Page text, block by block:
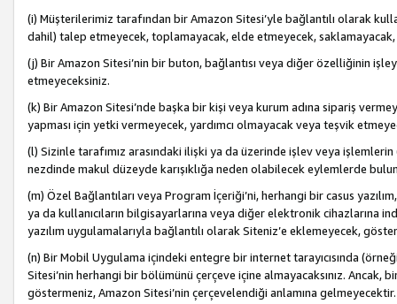
(i) Müşterilerimiz tarafından bir Amazon Sitesi’yle bağlantılı olarak
dahil) talep etmeyecek, toplamayacak, elde etmeyecek,
(j) Bir Amazon Sitesi’nin bir buton, bağlantısı veya diğer özelliğinin
etmeyeceksiniz.
(k) Bir Amazon Sitesi’nde başka bir kişi veya kurum adına sipariş
yapması için yetki vermeyecek, yardımcı olmayacak veya teşvik
(l) Sizinle tarafımız arasındaki ilişki ya da üzerinde işlev veya
nezdinde makul düzeyde karışıklığa neden olabilecek eylemlerde
(m) Özel Bağlantıları veya Program İçeriği’ni, herhangi bir casus
ya da kullanıcıların bilgisayarlarına veya diğer elektronik
yazılım uygulamalarıyla bağlantılı olarak Siteniz’e eklemeyecek,
(n) Bir Mobil Uygulama içindeki entegre bir internet tarayıcısında
Sitesi’nin herhangi bir bölümünü çerçeve içine almayacaksınız. Ancak,
göstermeniz, Amazon Sitesi’nin çerçevelendiği anlamına gelmeyecektir.